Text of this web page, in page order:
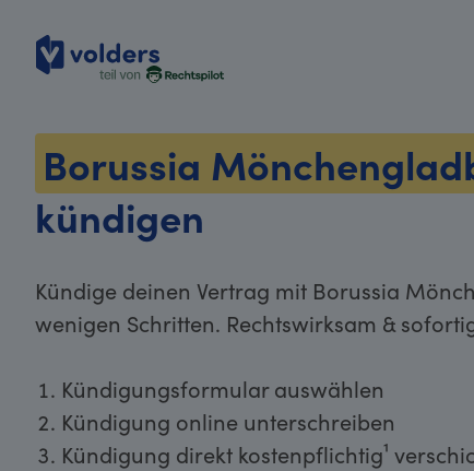
Borussia
kündigen
Kündige deinen Vertrag mit Borussia
wenigen Schritten. Rechtswirksam &
Kündigungsformular auswählen
Kündigung online unterschreiben
Kündigung direkt kostenpflichtig¹